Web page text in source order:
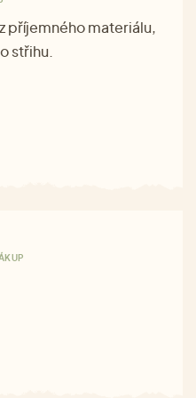
příjemného materiálu,
střihu.